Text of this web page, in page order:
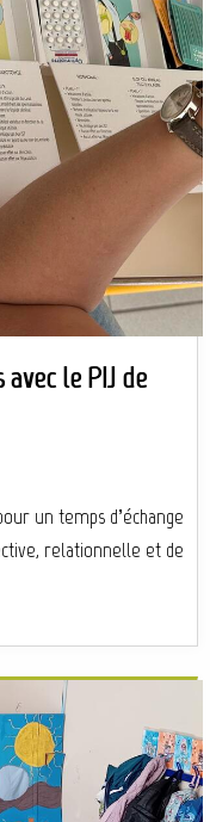
avec le PIJ de
un temps d’échange
relationnelle et de